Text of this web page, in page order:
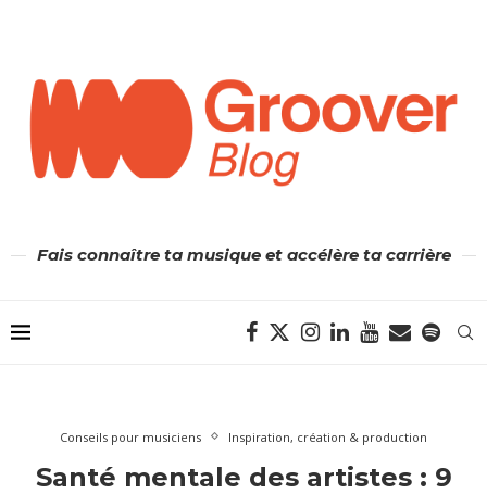
Fais connaître ta musique et accélère ta carrière
Conseils pour musiciens Inspiration, création & production
Santé mentale des artistes : 9